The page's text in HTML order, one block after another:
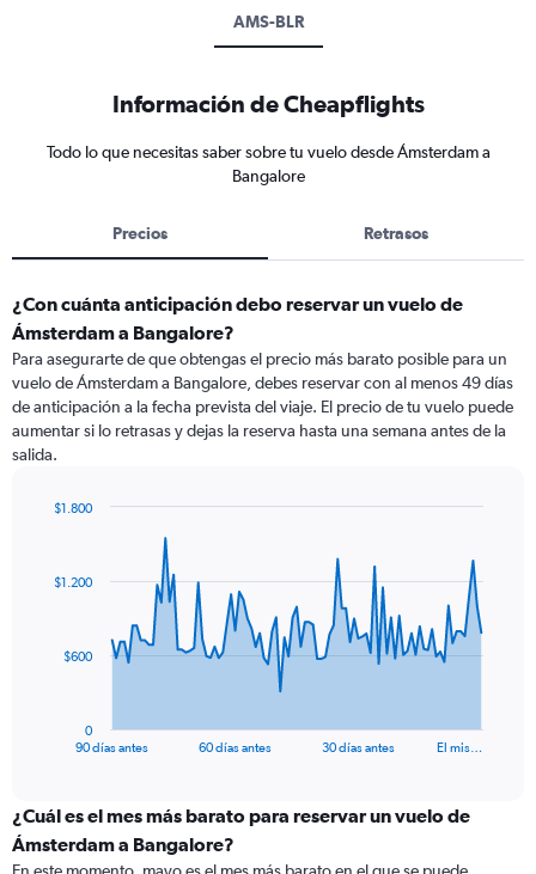
AMS-BLR
Información de Cheapflights
Todo lo que necesitas saber sobre tu vuelo desde Ámsterdam a
Bangalore
Precios Retrasos
¿Con cuánta anticipación debo reservar un vuelo de
Ámsterdam a Bangalore?
Para asegurarte de que obtengas el precio más barato posible para un
vuelo de Ámsterdam a Bangalore, debes reservar con al menos 49 días
de anticipación a la fecha prevista del viaje. El precio de tu vuelo puede
aumentar si lo retrasas y dejas la reserva hasta una semana antes de la
salida.
data
The
categories.
Range:
90 días antes 60 días antes 30 días antes El mis…
0
$600
$1.200
$1.800
¿Cuál es el mes más barato para reservar un vuelo de
Ámsterdam a Bangalore?